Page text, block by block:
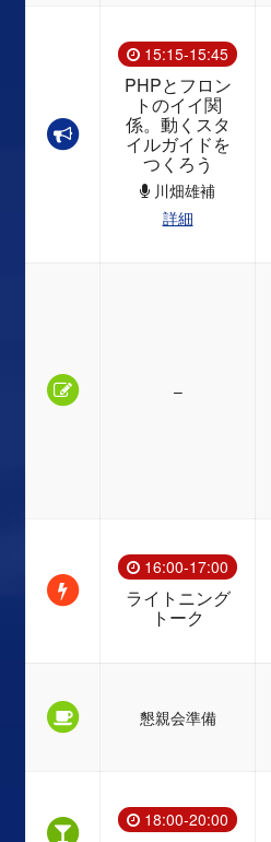
15:15-15:45
PHPとフロン
トのイイ関
係。動くスタ
イルガイドを
つくろう
川畑雄補
詳細
–
16:00-17:00
ライトニング
トーク
懇親会準備
18:00-20:00